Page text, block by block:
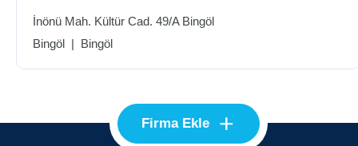
İnönü Mah. Kültür Cad. 49/A Bingöl
Bingöl | Bingöl
Firma Ekle +